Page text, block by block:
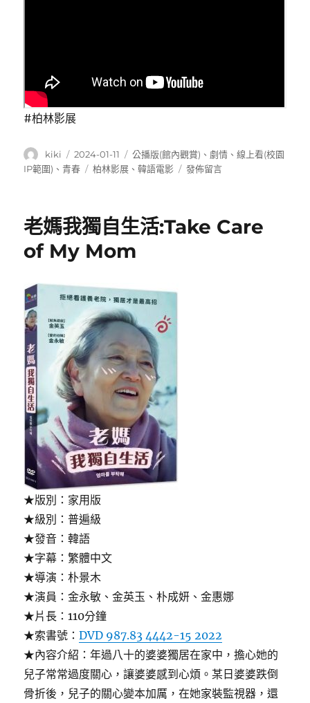
#柏林影展
作
者
kiki
發
佈
2024-01-11
分
類
公播版(館內觀賞) 、 劇情 、線上看(校園
IP範圍) 、青春
標
柏林影展 、韓語電影
在
發佈留言
老媽我獨自生活:Take Care
of My Mom
★版別：家用版
★級別：普遍級
★發音：韓語
★字幕：繁體中文
★導演：朴景木
★演員：金永敏、金英玉、朴成妍、金惠娜
★片長：110分鐘
★索書號：DVD 987.83 4442-15 2022
★內容介紹：年過八十的婆婆獨居在家中，擔心她的
兒子常常過度關心，讓婆婆感到心煩。某日婆婆跌倒
骨折後，兒子的關心變本加厲，在她家裝監視器，還